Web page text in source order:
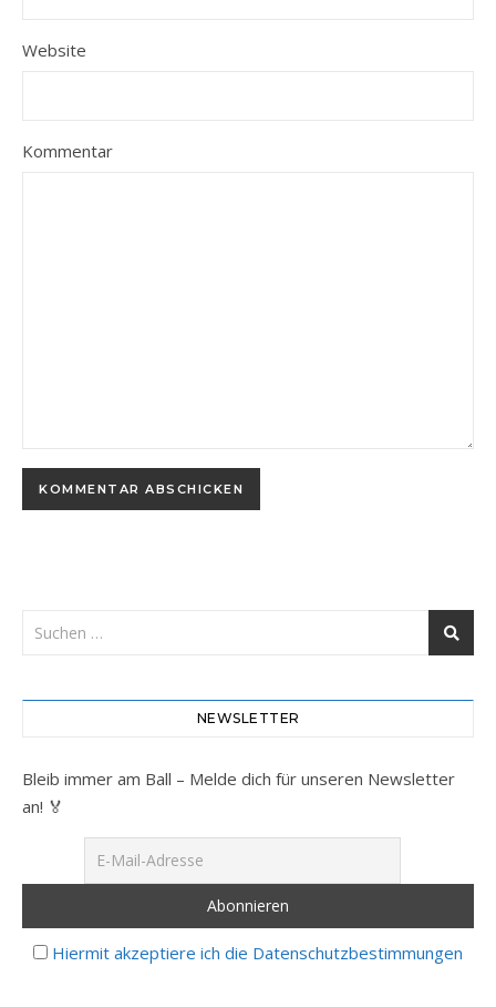
Website
Kommentar
NEWSLETTER
Bleib immer am Ball – Melde dich für unseren Newsletter
an! 🏅
Hiermit akzeptiere ich die Datenschutzbestimmungen